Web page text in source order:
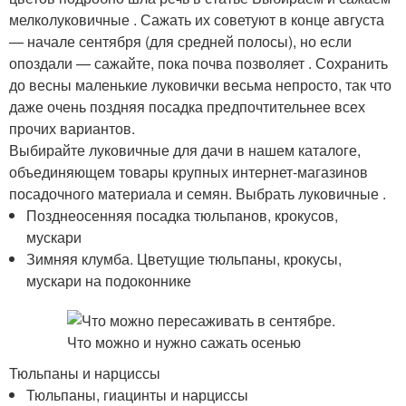
мелколуковичные . Сажать их советуют в конце августа
— начале сентября (для средней полосы), но если
опоздали — сажайте, пока почва позволяет . Сохранить
до весны маленькие луковички весьма непросто, так что
даже очень поздняя посадка предпочтительнее всех
прочих вариантов.
Выбирайте луковичные для дачи в нашем каталоге,
объединяющем товары крупных интернет-магазинов
посадочного материала и семян. Выбрать луковичные .
Позднеосенняя посадка тюльпанов, крокусов,
мускари
Зимняя клумба. Цветущие тюльпаны, крокусы,
мускари на подоконнике
Тюльпаны и нарциссы
Тюльпаны, гиацинты и нарциссы